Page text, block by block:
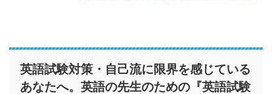
英語試験対策・自己流に限界を感じている
あなたへ。英語の先生のための『英語試験